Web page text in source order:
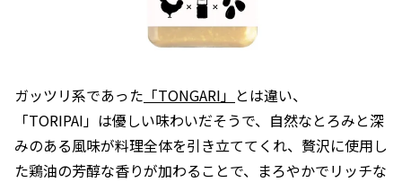
ガッツリ系であった 「TONGARI」 とは違い、
「TORIPAI」は優しい味わいだそうで、自然なとろみと深
みのある風味が料理全体を引き立ててくれ、贅沢に使用し
た鶏油の芳醇な香りが加わることで、まろやかでリッチな